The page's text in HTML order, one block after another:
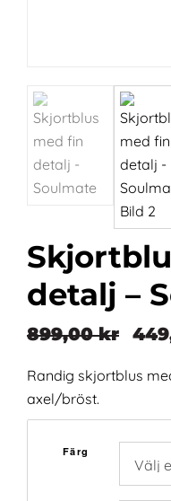
detalj –
899,00kr
Det
ursprungliga
priset
var:
899,00 kr.
Det
nuvarande
priset
är:
449,50 kr.
Randig skjortblus
axel/bröst.
Färg